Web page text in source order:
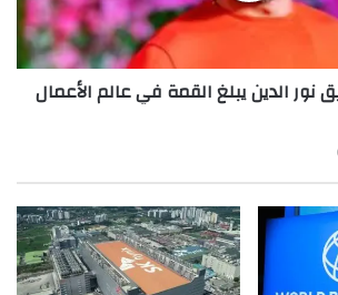
نور الدين يبلغ القمة في عالم الأعمال